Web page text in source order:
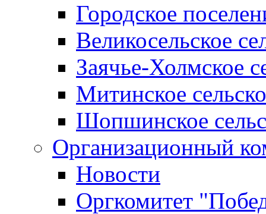
Городское
Великосельское
Заячье-Холмское
Митинское
Шопшинское
Организационный
Новости
Оргкомитет